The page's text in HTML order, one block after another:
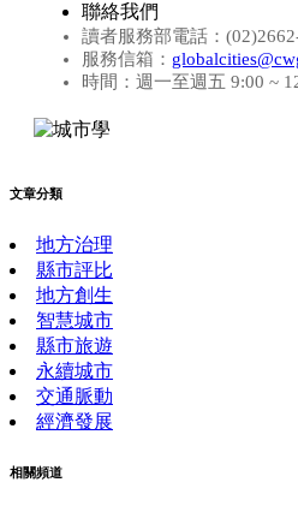
聯絡我們
讀者服務部電話：
服務信箱：
時間：週一至週五 9:00 ~
文章分類
地方治理
縣市評比
地方創生
智慧城市
縣市旅遊
永續城市
交通脈動
經濟發展
相關頻道